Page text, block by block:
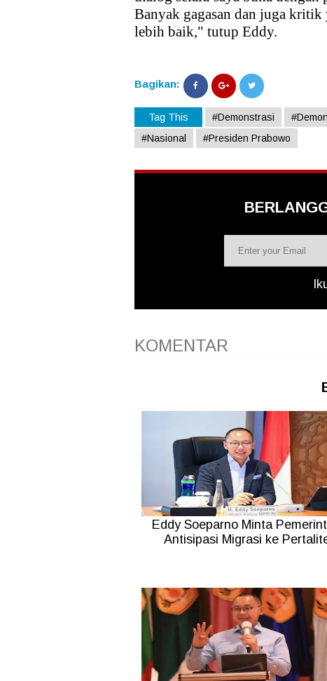
Banyak gagasan dan juga kritik
lebih baik," tutup Eddy.
Bagikan:
Tag This #Demonstrasi
#Nasional
#Presiden Prabowo
KOMENTAR
Eddy Soeparno Minta
Antisipasi Migrasi ke